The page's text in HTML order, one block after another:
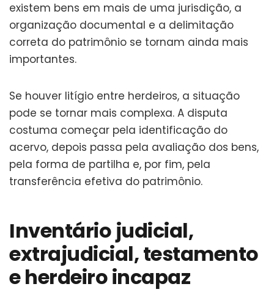
existem bens em mais de uma jurisdição, a
organização documental e a delimitação
correta do patrimônio se tornam ainda mais
importantes.
Se houver litígio entre herdeiros, a situação
pode se tornar mais complexa. A disputa
costuma começar pela identificação do
acervo, depois passa pela avaliação dos bens,
pela forma de partilha e, por fim, pela
transferência efetiva do patrimônio.
Inventário judicial,
extrajudicial, testamento
e herdeiro incapaz